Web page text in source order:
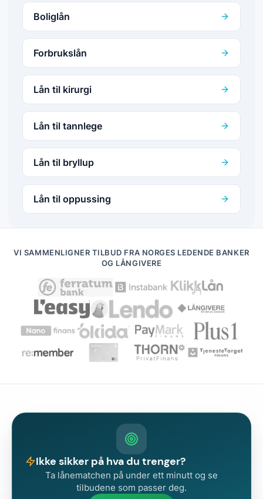
Boliglån
Forbrukslån
Lån til kirurgi
Lån til tannlege
Lån til bryllup
Lån til oppussing
VI SAMMENLIGNER TILBUD FRA NORGES LEDENDE BANKER
OG LÅNGIVERE
Ikke sikker på hva du trenger?
Ta lånematchen på under ett minutt og se
tilbudene som passer deg.